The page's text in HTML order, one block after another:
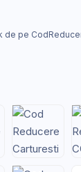
de pe